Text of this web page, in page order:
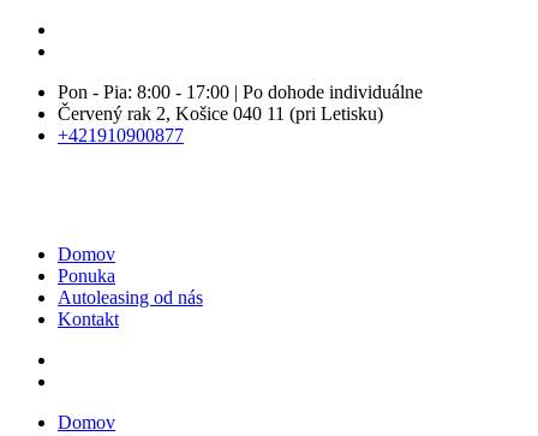
Pon - Pia: 8:00 - 17:00 | Po dohode individuálne
Červený rak 2, Košice 040 11 (pri Letisku)
+421910900877
Domov
Ponuka
Autoleasing od nás
Kontakt
Domov